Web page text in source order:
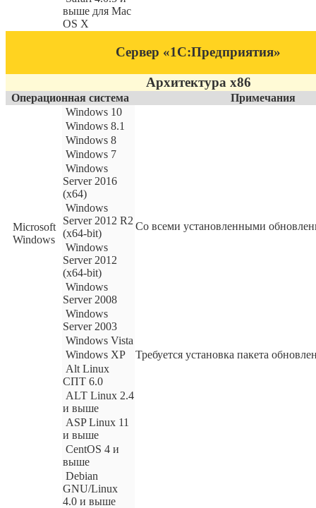
выше для Mac
OS X
Сервер «1С:Предприятия»
Архитектура x86
Операционная система Примечания
Microsoft
Windows
Windows 10
Со всеми установленными
Windows 8.1
Windows 8
Windows 7
Windows
Server 2016
(x64)
Windows
Server 2012 R2
(x64-bit)
Windows
Server 2012
(x64-bit)
Windows
Server 2008
Windows
Server 2003
Windows Vista
Windows XP
Требуется установка пакета
Alt Linux
СПТ 6.0
ALT Linux 2.4
и выше
ASP Linux 11
и выше
CentOS 4 и
выше
Debian
GNU/Linux
4.0 и выше